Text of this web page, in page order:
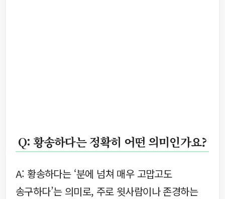
Q: 황송하다는 정확히 어떤 의미인가요?
A: 황송하다는 ‘분에 넘쳐 매우 고맙고도
송구하다’는 의미로, 주로 윗사람이나 존경하는